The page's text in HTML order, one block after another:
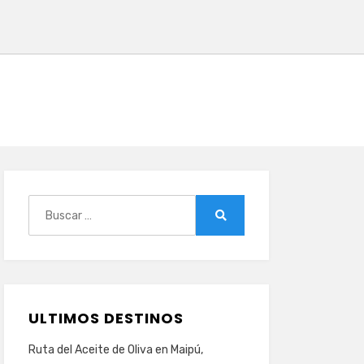
ULTIMOS DESTINOS
Ruta del Aceite de Oliva en Maipú,